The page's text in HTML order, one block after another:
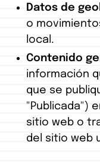
Datos de
o
local.
Contenido
información
que se
"Publicada")
sitio web o
del sitio web